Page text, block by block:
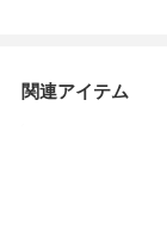
関連アイテム